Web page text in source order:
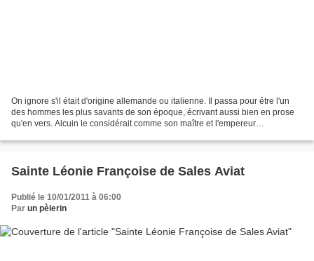
On ignore s'il était d'origine allemande ou italienne. Il passa pour être l'un
des hommes les plus savants de son époque, écrivant aussi bien en prose
qu'en vers. Alcuin le considérait comme son maître et l'empereur
Sainte Léonie Françoise de Sales Aviat
Publié le 10/01/2011 à 06:00
Par un pèlerin